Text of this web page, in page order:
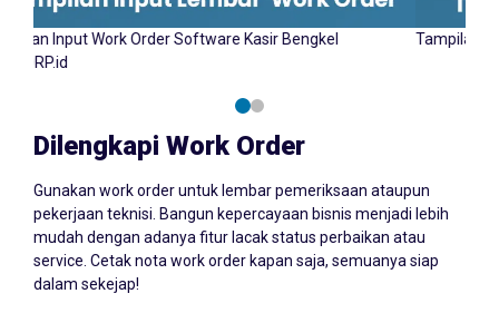
Tampilan Work Order Software Kasir Bengkel
Dilengkapi Work Order
pekerjaan teknisi. Bangun kepercayaan bisnis menjadi lebih
mudah dengan adanya fitur lacak status perbaikan atau
service. Cetak nota work order kapan saja, semuanya siap
dalam sekejap!